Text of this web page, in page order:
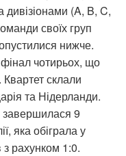
дивізіонами (A, B, C,
своїх груп
нижче.
чотирьох, що
склали
та Нідерланди.
завершилася 9
яка обіграла у
з рахунком 1:0.